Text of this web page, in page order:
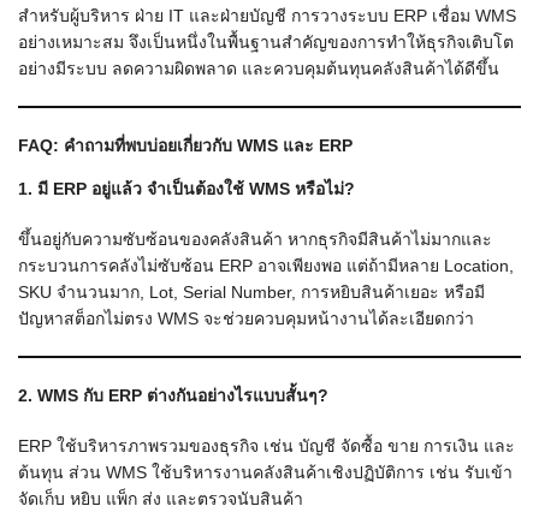
สำหรับผู้บริหาร ฝ่าย IT และฝ่ายบัญชี การวางระบบ ERP เชื่อม WMS
อย่างเหมาะสม จึงเป็นหนึ่งในพื้นฐานสำคัญของการทำให้ธุรกิจเติบโต
อย่างมีระบบ ลดความผิดพลาด และควบคุมต้นทุนคลังสินค้าได้ดีขึ้น
FAQ: คำถามที่พบบ่อยเกี่ยวกับ WMS และ ERP
1. มี ERP อยู่แล้ว จำเป็นต้องใช้ WMS หรือไม่?
ขึ้นอยู่กับความซับซ้อนของคลังสินค้า หากธุรกิจมีสินค้าไม่มากและ
กระบวนการคลังไม่ซับซ้อน ERP อาจเพียงพอ แต่ถ้ามีหลาย Location,
SKU จำนวนมาก, Lot, Serial Number, การหยิบสินค้าเยอะ หรือมี
ปัญหาสต็อกไม่ตรง WMS จะช่วยควบคุมหน้างานได้ละเอียดกว่า
2. WMS กับ ERP ต่างกันอย่างไรแบบสั้นๆ?
ERP ใช้บริหารภาพรวมของธุรกิจ เช่น บัญชี จัดซื้อ ขาย การเงิน และ
ต้นทุน ส่วน WMS ใช้บริหารงานคลังสินค้าเชิงปฏิบัติการ เช่น รับเข้า
จัดเก็บ หยิบ แพ็ก ส่ง และตรวจนับสินค้า